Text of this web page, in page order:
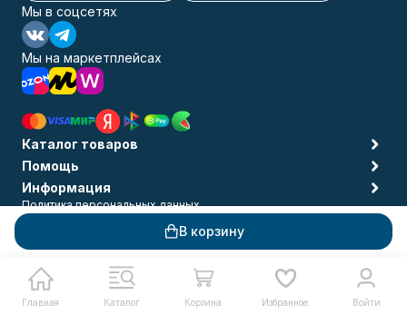
В корзину
Главная Каталог Корзина Избранное Войти
Мы в соцсетях
Мы на маркетплейсах
Каталог товаров
Помощь
Информация
Политика персональных данных
© 2009-2026 MSANTEH